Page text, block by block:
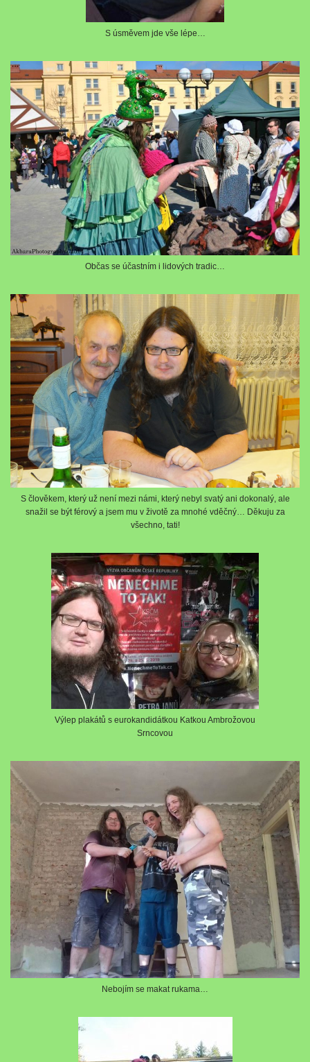
S úsměvem jde vše lépe…
Občas se účastním i lidových tradic…
S člověkem, který už není mezi námi, který nebyl svatý ani dokonalý, ale
snažil se být férový a jsem mu v životě za mnohé vděčný… Děkuju za
všechno, tati!
Výlep plakátů s eurokandidátkou Katkou Ambrožovou
Srncovou
Nebojím se makat rukama…